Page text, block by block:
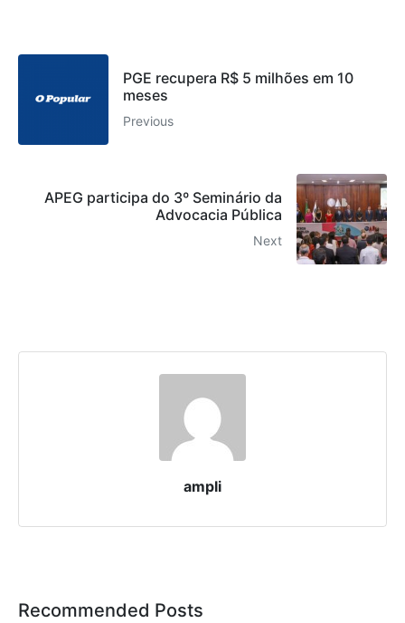
PGE recupera R$ 5 milhões em 10
meses
Previous
APEG participa do 3º Seminário da
Advocacia Pública
Next
ampli
Recommended Posts